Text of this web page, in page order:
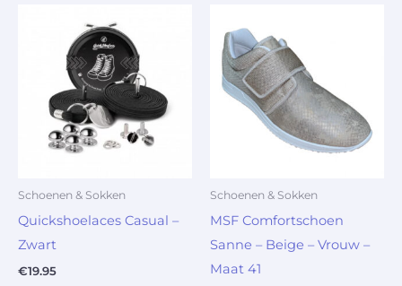
Schoenen & Sokken
Quickshoelaces Casual –
Zwart
€19.95
Schoenen & Sokken
MSF Comfortschoen
Sanne – Beige – Vrouw –
Maat 41